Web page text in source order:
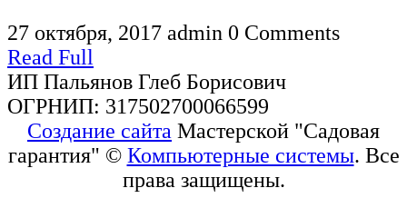
27 октября, 2017 admin 0 Comments
Read Full
ИП Пальянов Глеб Борисович
ОГРНИП: 317502700066599
Создание сайта Мастерской "Садовая
гарантия" © Компьютерные системы. Все
права защищены.